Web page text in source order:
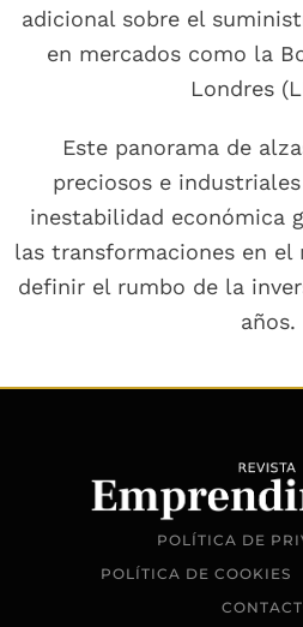
adicional sobre el
en mercados como la
Londres
Este panorama de
preciosos e
inestabilidad económica
las transformaciones en el
definir el rumbo de la
años.
POLÍTICA DE
POLÍTICA DE COOKIES